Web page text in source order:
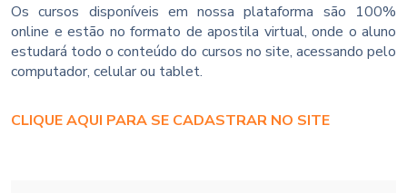
Os cursos disponíveis em nossa plataforma são 100%
online e estão no formato de apostila virtual, onde o aluno
estudará todo o conteúdo do cursos no site, acessando pelo
computador, celular ou tablet.
CLIQUE AQUI PARA SE CADASTRAR NO SITE